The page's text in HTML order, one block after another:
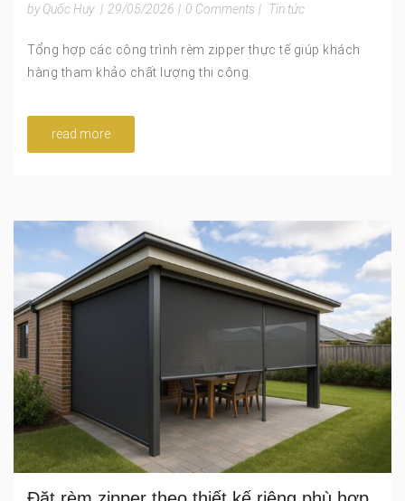
by Quốc Huy | 29/05/2026 | 0 Comments | Tin tức
Tổng hợp các công trình rèm zipper thực tế giúp khách
hàng tham khảo chất lượng thi công.
read more